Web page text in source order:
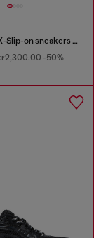
S-D-Runner X-Slip-on sneakers with matte Oval D instep
-50%